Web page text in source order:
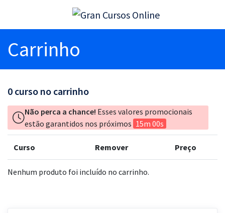
Carrinho
0 curso no carrinho
Não perca a chance! Esses valores promocionais
estão garantidos nos próximos 15m 00s
Curso Remover Preço
Nenhum produto foi incluído no carrinho.